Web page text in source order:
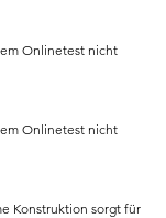
Onlinetest nicht
Onlinetest nicht
Konstruktion sorgt für